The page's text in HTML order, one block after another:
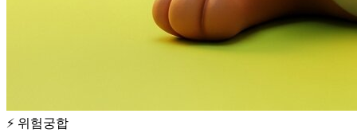
⚡ 위험궁합